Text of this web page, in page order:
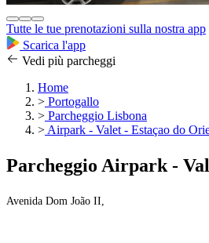
Tutte le tue prenotazioni sulla nostra app
Scarica l'app
Vedi più parcheggi
Home
> Portogallo
> Parcheggio Lisbona
> Airpark - Valet - Estaçao do
Parcheggio Airpark -
Avenida Dom João II,